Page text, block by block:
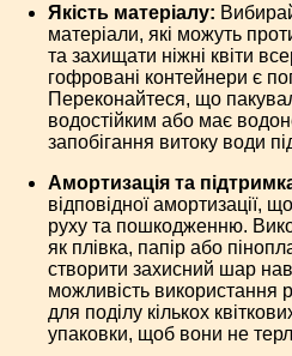
Якість матеріалу:
матеріали, які можуть
та захищати ніжні квіти
гофровані контейнери є
Переконайтеся, що
водостійким або має
запобігання витоку води
Амортизація та
відповідної амортизації,
руху та пошкодженню.
як плівка, папір або
створити захисний шар
можливість використання
для поділу кількох
упаковки, щоб вони не